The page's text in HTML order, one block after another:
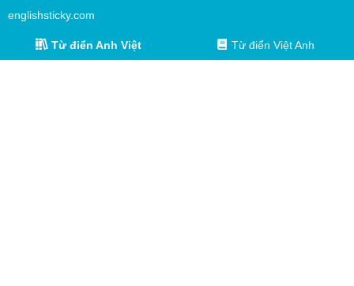
englishsticky.com
Từ điển Anh Việt Từ điển Việt Anh